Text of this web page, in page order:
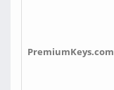
PremiumKeys.com